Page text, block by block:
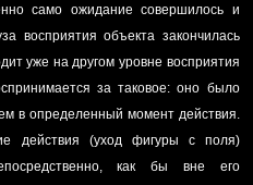
само ожидание совершилось и
восприятия объекта закончилась
уже на другом уровне восприятия
за таковое: оно было
в определенный момент действия.
действия (уход фигуры с поля)
как бы вне его